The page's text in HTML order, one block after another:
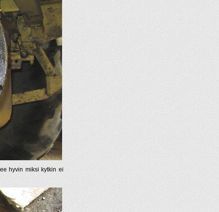
hyvin miksi kytkin ei